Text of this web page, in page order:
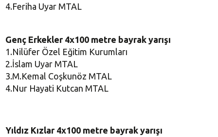
4.Feriha Uyar MTAL
Genç Erkekler 4x100 metre bayrak yarışı
1.Nilüfer Özel Eğitim Kurumları
2.İslam Uyar MTAL
3.M.Kemal Coşkunöz MTAL
4.Nur Hayati Kutcan MTAL
Yıldız Kızlar 4x100 metre bayrak yarışı